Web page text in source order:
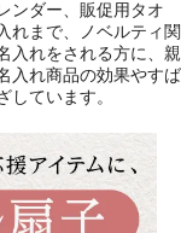
ンダー、販促用タオ
れまで、ノベルティ関
入れをされる方に、親
入れ商品の効果やすば
ています。